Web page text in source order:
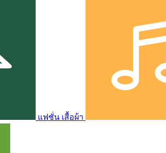
แฟชั่น เสื้อผ้า